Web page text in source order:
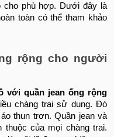
cho phù hợp. Dưới đây là
toàn có thể tham khảo
rộng cho người
với quần jean ống rộng
chàng trai sử dụng. Đó
thun trơn. Quần jean và
thuộc của mọi chàng trai.